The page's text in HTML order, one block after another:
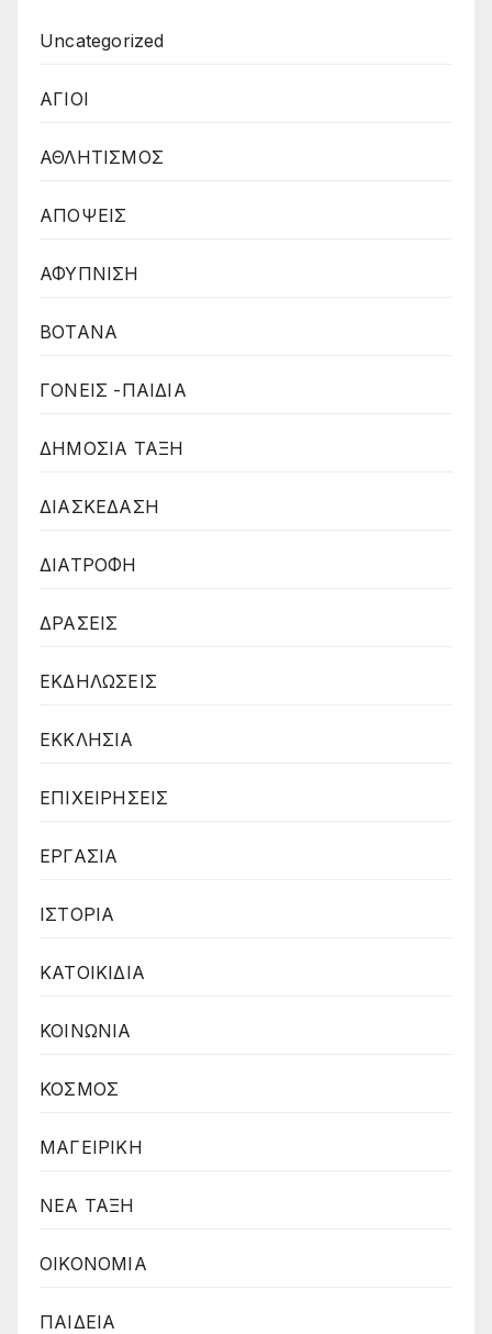
Uncategorized
ΑΓΙΟΙ
ΑΘΛΗΤΙΣΜΟΣ
ΑΠΟΨΕΙΣ
ΑΦΥΠΝΙΣΗ
ΒΟΤΑΝΑ
ΓΟΝΕΙΣ -ΠΑΙΔΙΑ
ΔΗΜΟΣΙΑ ΤΑΞΗ
ΔΙΑΣΚΕΔΑΣΗ
ΔΙΑΤΡΟΦΗ
ΔΡΑΣΕΙΣ
ΕΚΔΗΛΩΣΕΙΣ
ΕΚΚΛΗΣΙΑ
ΕΠΙΧΕΙΡΗΣΕΙΣ
ΕΡΓΑΣΙΑ
ΙΣΤΟΡΙΑ
ΚΑΤΟΙΚΙΔΙΑ
ΚΟΙΝΩΝΙΑ
ΚΟΣΜΟΣ
ΜΑΓΕΙΡΙΚΗ
ΝΕΑ ΤΑΞΗ
ΟΙΚΟΝΟΜΙΑ
ΠΑΙΔΕΙΑ